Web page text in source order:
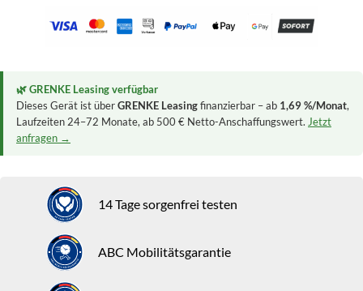
🌿 GRENKE Leasing verfügbar
Dieses Gerät ist überGRENKE Leasingfinanzierbar – ab 1,69 %/Monat,
Laufzeiten 24–72 Monate, ab 500 € Netto-Anschaffungswert. Jetzt
anfragen →
14 Tage sorgenfrei testen
ABC Mobilitätsgarantie